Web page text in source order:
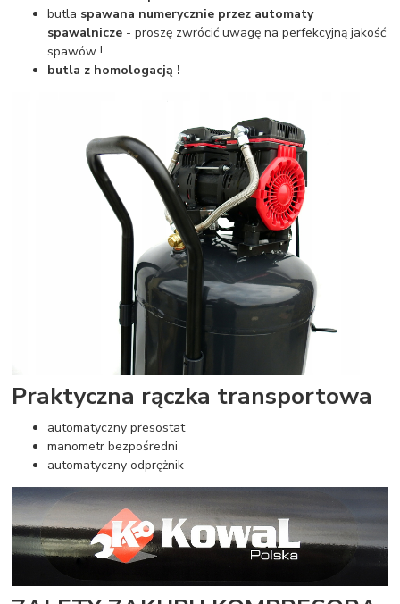
butla spawana numerycznie przez automaty
spawalnicze - proszę zwrócić uwagę na perfekcyjną jakość
spawów !
butla z homologacją !
Praktyczna rączka transportowa
automatyczny presostat
manometr bezpośredni
automatyczny odprężnik